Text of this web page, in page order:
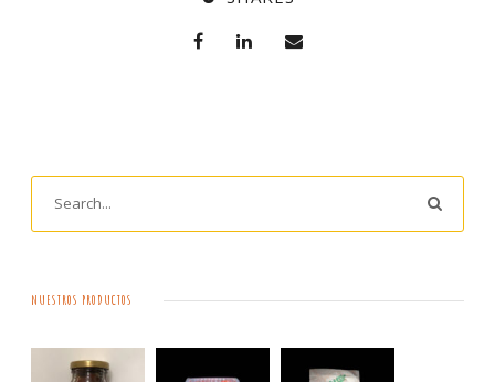
NUESTROS PRODUCTOS